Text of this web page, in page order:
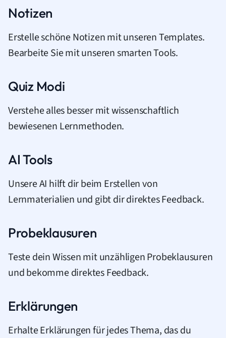
Notizen
Erstelle schöne Notizen mit unseren Templates.
Bearbeite Sie mit unseren smarten Tools.
Quiz Modi
Verstehe alles besser mit wissenschaftlich
bewiesenen Lernmethoden.
AI Tools
Unsere AI hilft dir beim Erstellen von
Lernmaterialien und gibt dir direktes Feedback.
Probeklausuren
Teste dein Wissen mit unzähligen Probeklausuren
und bekomme direktes Feedback.
Erklärungen
Erhalte Erklärungen für jedes Thema, das du